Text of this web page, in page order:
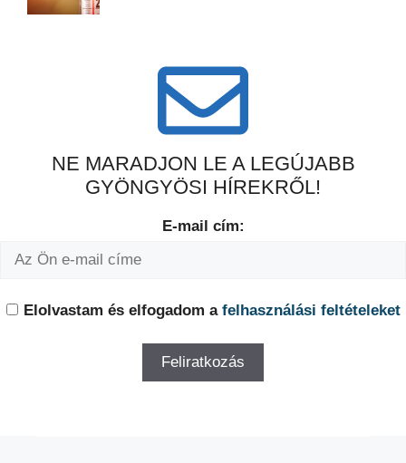
NE MARADJON LE A LEGÚJABB
GYÖNGYÖSI HÍREKRŐL!
E-mail cím:
Elolvastam és elfogadom a felhasználási feltételeket